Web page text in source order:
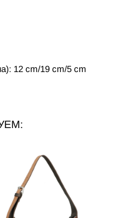
12 cm/19 cm/5 cm